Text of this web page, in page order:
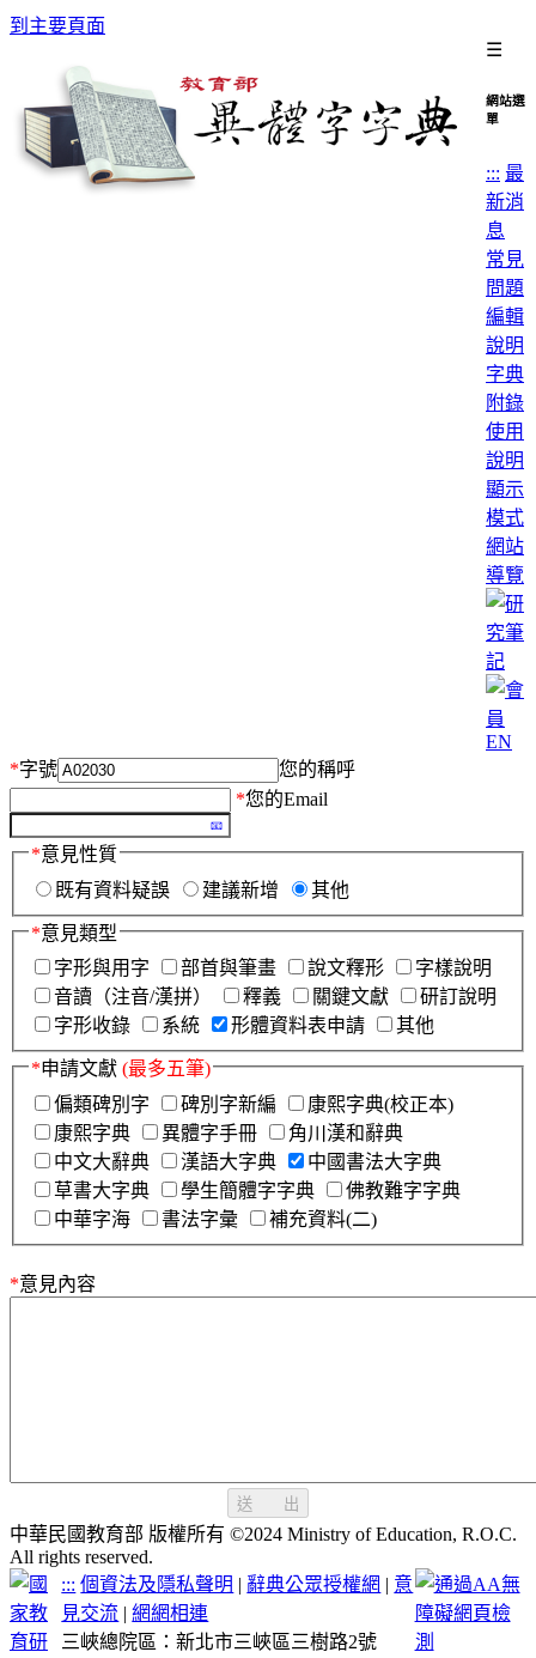
到主要頁面
☰
網站選
單
::: 最
新消
息
常見
問題
編輯
說明
字典
附錄
使用
說明
顯示
模式
網站
導覽
EN
*字號
您的稱呼
*您的Email
*意見性質
既有資料疑誤
建議新增 其他
*意見類型
字形與用字
部首與筆畫 說文釋形
字樣說明
音讀（注音/漢拼）
釋義 關鍵文獻
研訂說明
字形收錄
系統 形體資料表申請 其他
*申請文獻 (最多五筆)
偏類碑別字
碑別字新編
康熙字典(校正本)
康熙字典
異體字手冊
角川漢和辭典
中文大辭典
漢語大字典
中國書法大字典
草書大字典
學生簡體字字典
佛教難字字典
中華字海
書法字彙 補充資料(二)
*意見內容
送 出
中華民國教育部 版權所有 ©2024 Ministry of Education, R.O.C.
All rights reserved.
::: 個資法及隱私聲明 | 辭典公眾授權網 | 意
見交流 |網網相連
三峽總院區：新北市三峽區三樹路2號